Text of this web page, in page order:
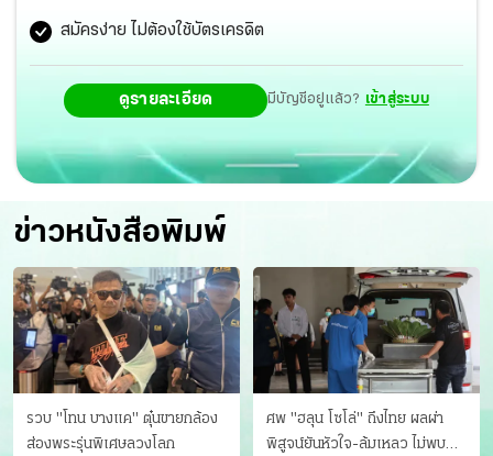
สมัครง่าย ไม่ต้องใช้บัตรเครดิต
ดูรายละเอียด มีบัญชีอยู่แล้ว? เข้าสู่ระบบ
ข่าวหนังสือพิมพ์
รวบ "โทน บางแค" ตุ๋นขายกล้อง
ส่องพระรุ่นพิเศษลวงโลก
ศพ "ฮลุน โซโล่" ถึงไทย ผลผ่า
พิสูจน์ยันหัวใจ-ล้มเหลว ไม่พบ